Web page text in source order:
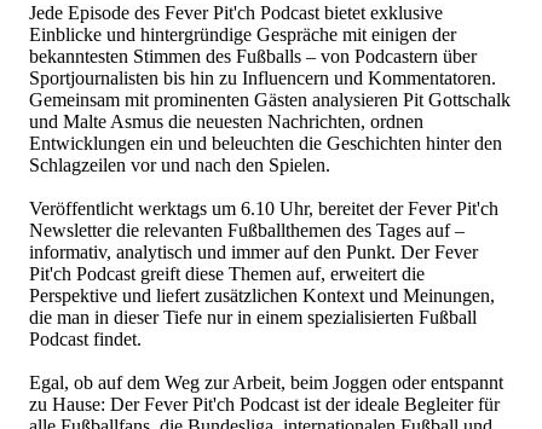
Jede Episode des Fever Pit'ch Podcast bietet exklusive
Einblicke und hintergründige Gespräche mit einigen der
bekanntesten Stimmen des Fußballs – von Podcastern über
Sportjournalisten bis hin zu Influencern und Kommentatoren.
Gemeinsam mit prominenten Gästen analysieren Pit Gottschalk
und Malte Asmus die neuesten Nachrichten, ordnen
Entwicklungen ein und beleuchten die Geschichten hinter den
Schlagzeilen vor und nach den Spielen.
Veröffentlicht werktags um 6.10 Uhr, bereitet der Fever Pit'ch
Newsletter die relevanten Fußballthemen des Tages auf –
informativ, analytisch und immer auf den Punkt. Der Fever
Pit'ch Podcast greift diese Themen auf, erweitert die
Perspektive und liefert zusätzlichen Kontext und Meinungen,
die man in dieser Tiefe nur in einem spezialisierten Fußball
Podcast findet.
Egal, ob auf dem Weg zur Arbeit, beim Joggen oder entspannt
zu Hause: Der Fever Pit'ch Podcast ist der ideale Begleiter für